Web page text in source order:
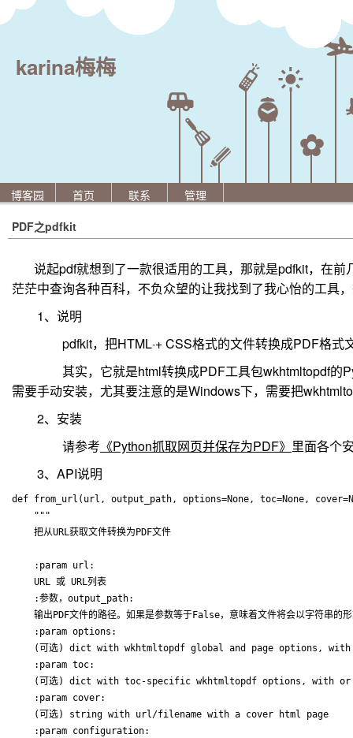
karina梅梅
博客园 首页 联系
管理
PDF之pdfkit
说起pdf就想到了一款很适用的工具，那就是pdfkit，在
茫茫中查询各种百科，不负众望的让我找到了我心怡的工具
1、说明
pdfkit，把HTML·+ CSS格式的文件转换成PDF格式
其实，它就是html转换成PDF工具包wkhtmltopdf的
需要手动安装，尤其要注意的是Windows下，需要把
2、安装
请参考 《Python抓取网页并保存为PDF》 里面各个
3、API说明
def from_url(url, output_path, options=None, toc=None,
    """
    把从URL获取文件转换为PDF文件
    :param url:
    URL 或 URL列表
    :参数，output_path:
输出PDF文件的路径。如果是参数等于False，意味着文件将会以字符串的
    :param options:
(可选) dict with wkhtmltopdf global and page options,
    :param toc:
(可选) dict with toc-specific wkhtmltopdf options, with
    :param cover:
    (可选) string with url/filename with a cover html page
    :param configuration: